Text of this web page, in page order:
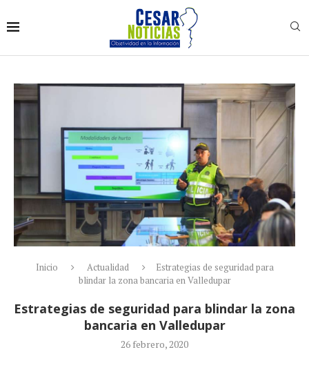
Inicio Actualidad
Estrategias de seguridad para
blindar la zona bancaria en Valledupar
Estrategias de seguridad para blindar la zona
bancaria en Valledupar
26 febrero, 2020